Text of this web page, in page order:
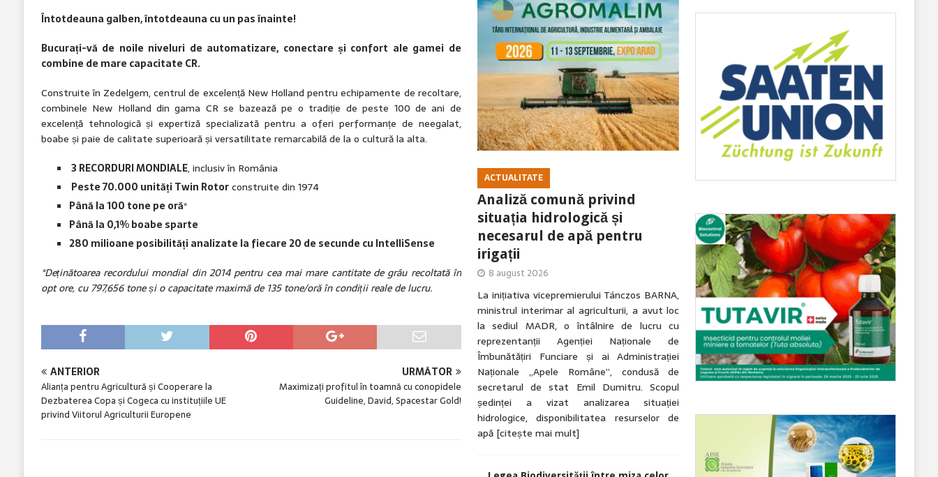
Întotdeauna galben, întotdeauna cu un pas înainte!
Bucurați-vă de noile niveluri de automatizare, conectare și confort ale gamei de
combine de mare capacitate CR.
Construite în Zedelgem, centrul de excelență New Holland pentru echipamente de recoltare,
combinele New Holland din gama CR se bazează pe o tradiție de peste 100 de ani de
excelență tehnologică și expertiză specializată pentru a oferi performanțe de neegalat,
boabe și paie de calitate superioară și versatilitate remarcabilă de la o cultură la alta.
3 RECORDURI MONDIALE, inclusiv în România
Peste 70.000 unități Twin Rotorconstruite din 1974
Până la 100 tone pe oră*
Până la 0,1% boabe sparte
280 milioane posibilități analizate la fiecare 20 de secunde cu IntelliSense
*Deținătoarea recordului mondial din 2014 pentru cea mai mare cantitate de grâu recoltată în
opt ore, cu 797,656 tone și o capacitate maximă de 135 tone/oră în condiții reale de lucru.
ANTERIOR
Alianța pentru Agricultură și Cooperare la
Dezbaterea Copa și Cogeca cu instituțiile UE
privind Viitorul Agriculturii Europene
URMĂTOR
Maximizați profitul în toamnă cu conopidele
Guideline, David, Spacestar Gold!
ACTUALITATE
Analiză comună privind
situația hidrologică și
necesarul de apă pentru
irigații
8 august 2026
La inițiativa vicepremierului Tánczos BARNA,
ministrul interimar al agriculturii, a avut loc
la sediul MADR, o întâlnire de lucru cu
reprezentanții Agenției Naționale de
Îmbunătățiri Funciare și ai Administrației
Naționale „Apele Române”, condusă de
secretarul de stat Emil Dumitru. Scopul
ședinței a vizat analizarea situației
hidrologice, disponibilitatea resurselor de
apă [citește mai mult]